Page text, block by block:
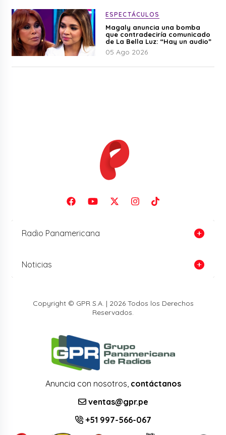
ESPECTÁCULOS
Magaly anuncia una bomba
que contradeciría comunicado
de La Bella Luz: “Hay un audio”
05 Ago 2026
Radio Panamericana
Noticias
Copyright © GPR S.A. | 2026 Todos los Derechos
Reservados.
Anuncia con nosotros, contáctanos
ventas@gpr.pe
+51 997-566-067